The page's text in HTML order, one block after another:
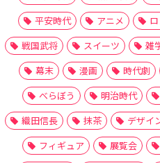
平安時代
アニメ
戦国武将
スイーツ 雑
幕末
漫画 時代劇
べらぼう
明治時代
織田信長
抹茶 デザイ
フィギュア
展覧会